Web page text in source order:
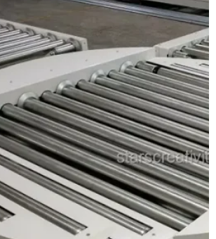
76 mm o 89 mm (in base al peso del pallet)
Motore CPG 1,5kw
1000 kg, 2000 kg
Cuscinetto di rotazione
10m/min
200-480V 3Fase 50-60Hz